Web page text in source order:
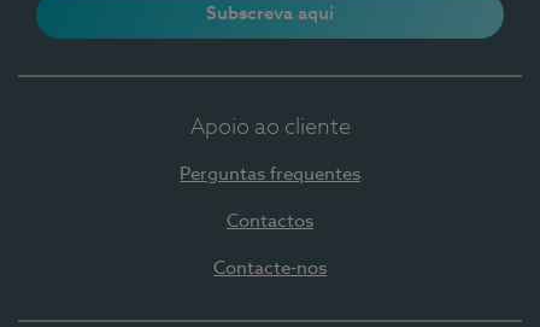
Subscreva aqui
Apoio ao cliente
Perguntas frequentes
Contactos
Contacte-nos